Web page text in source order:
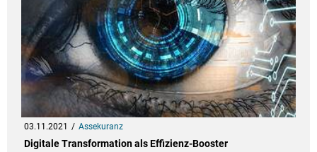
03.11.2021 Assekuranz
Digitale Transformation als Effizienz-Booster